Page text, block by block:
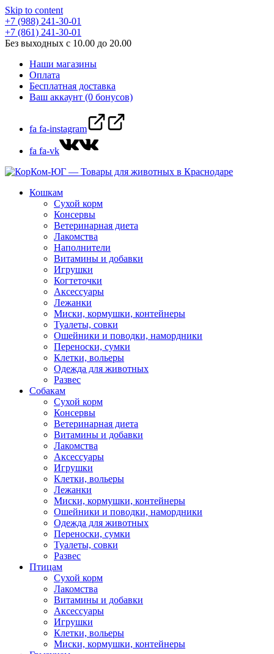
Skip to content
+7 (988) 241-30-01
+7 (861) 241-30-01
Без выходных с 10.00 до 20.00
Наши магазины
Оплата
Бесплатная доставка
Ваш аккаунт (0 бонусов)
fa fa-instagram
fa fa-vk
Кошкам
Сухой корм
Консервы
Ветеринарная диета
Лакомства
Наполнители
Витамины и добавки
Игрушки
Когтеточки
Аксессуары
Лежанки
Миски, кормушки, контейнеры
Туалеты, совки
Ошейники и поводки, намордники
Переноски, сумки
Клетки, вольеры
Одежда для животных
Развес
Собакам
Сухой корм
Консервы
Ветеринарная диета
Витамины и добавки
Лакомства
Аксессуары
Игрушки
Клетки, вольеры
Лежанки
Миски, кормушки, контейнеры
Ошейники и поводки, намордники
Одежда для животных
Переноски, сумки
Туалеты, совки
Развес
Птицам
Сухой корм
Лакомства
Витамины и добавки
Аксессуары
Игрушки
Клетки, вольеры
Миски, кормушки, контейнеры